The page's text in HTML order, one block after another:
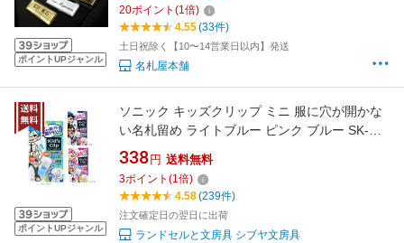
ポイントUPジャンル
20ポイント (1倍)
4.55(33件)
土日祝除く【10〜14営業日以内】発送
名札屋本舗
ポイントUPジャンル
ソニック キッズクリップ ミニ 服に穴が開かな
い名札留め ライトブルー ピンク ブルー SK-
4973 穴を開けない 引っぱっても外れにくい な
ふだ 小学生 入学式 入学 準備 こども 簡単 メー
ル便送料無料[M便 1/10]
338 円 送料無料
3ポイント (1倍)
4.58(239件)
注文確定日の翌日に出荷
ランドセルと文房具 シブヤ文房具